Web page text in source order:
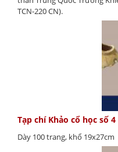
TCN-220 CN).
Tạp chí Khảo cổ học số 4
Dày 100 trang, khổ 19x27cm